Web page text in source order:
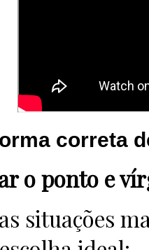
correta
o ponto e
situações